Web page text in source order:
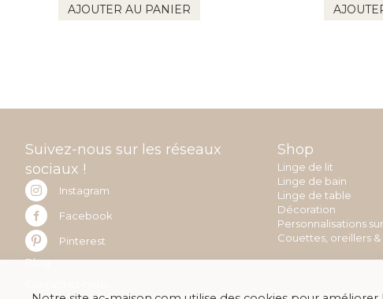
AJOUTER AU PANIER
Suivez-nous sur les réseaux
sociaux !
Instagram
Facebook
Pinterest
Blog
Shop
Linge de lit
Linge de bain
Linge de table
Décoration
Personnalisations
Couettes, oreillers